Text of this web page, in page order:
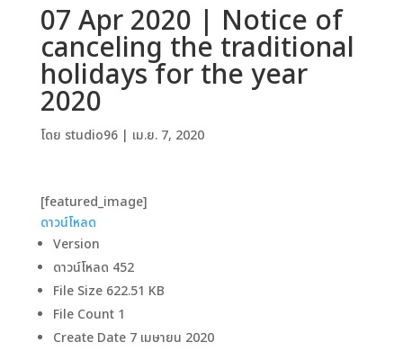
07 Apr 2020 | Notice of
canceling the traditional
holidays for the year
2020
โดย studio96| เม.ย. 7, 2020
[featured_image]
ดาวน์โหลด
Version
ดาวน์โหลด 452
File Size 622.51 KB
File Count 1
Create Date 7 เมษายน 2020